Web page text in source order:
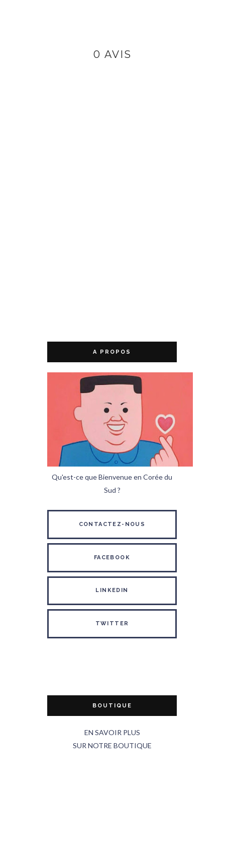
0 AVIS
A PROPOS
Qu'est-ce que Bienvenue en Corée du
Sud ?
CONTACTEZ-NOUS
FACEBOOK
LINKEDIN
TWITTER
BOUTIQUE
EN SAVOIR PLUS
SUR NOTRE BOUTIQUE